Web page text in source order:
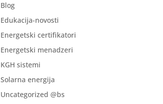
Blog
Edukacija-novosti
Energetski certifikatori
Energetski menadzeri
KGH sistemi
Solarna energija
Uncategorized @bs